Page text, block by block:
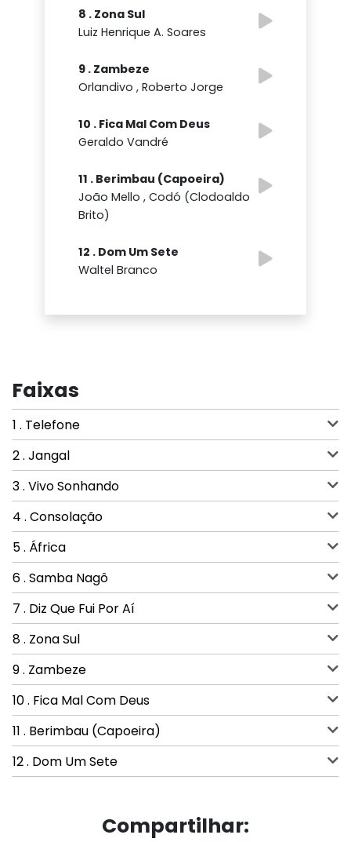
8 . Zona Sul
Luiz Henrique A. Soares
9 . Zambeze
Orlandivo , Roberto Jorge
10 . Fica Mal Com Deus
Geraldo Vandré
11 . Berimbau (Capoeira)
João Mello , Codó (Clodoaldo
Brito)
12 . Dom Um Sete
Waltel Branco
Faixas
1 . Telefone
2 . Jangal
3 . Vivo Sonhando
4 . Consolação
5 . África
6 . Samba Nagô
7 . Diz Que Fui Por Aí
8 . Zona Sul
9 . Zambeze
10 . Fica Mal Com Deus
11 . Berimbau (Capoeira)
12 . Dom Um Sete
Compartilhar: